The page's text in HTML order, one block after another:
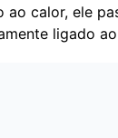
calor, ele
ligado ao